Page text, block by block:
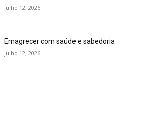
julho 12, 2026
Emagrecer com saúde e sabedoria
julho 12, 2026